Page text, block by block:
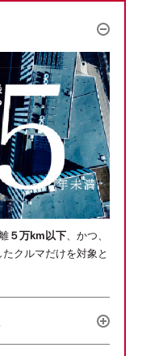
５万km以下、かつ、
クルマだけを対象と